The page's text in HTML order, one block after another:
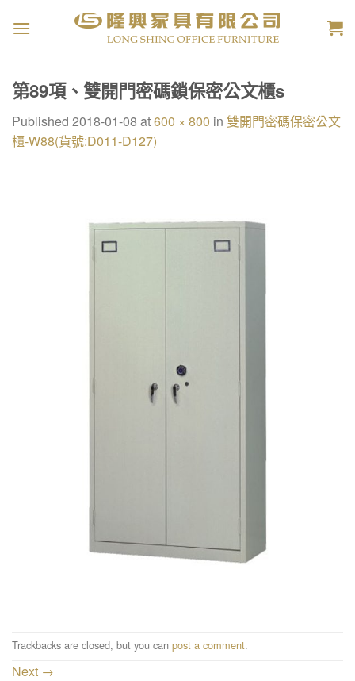
第89項、雙開門密碼鎖保密公文櫃s
Published 2018-01-08 at600 × 800 in 雙開門密碼保密公文
櫃-W88(貨號:D011-D127)
Trackbacks are closed, but you can post a comment.
Next →